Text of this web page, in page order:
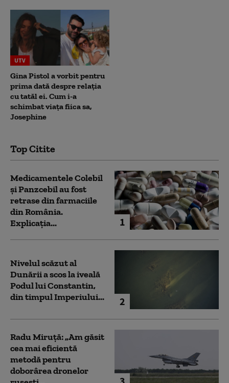
UTV
Gina Pistol a vorbit pentru
prima dată despre relația
cu tatăl ei. Cum i-a
schimbat viața fiica sa,
Josephine
Top Citite
1
Medicamentele Colebil
și Panzcebil au fost
retrase din farmaciile
din România.
Explicația...
2
Nivelul scăzut al
Dunării a scos la iveală
Podul lui Constantin,
din timpul Imperiului...
Radu Miruță: „Am găsit
cea mai eficientă
metodă pentru
doborârea dronelor